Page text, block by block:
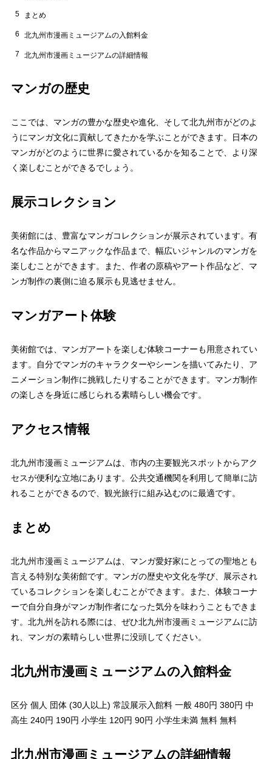
5 まとめ
6 北九州市漫画ミュージアムの入館料金
7 北九州市漫画ミュージアムの詳細情報
マンガの歴史
ここでは、マンガの豊かな歴史や進化、そして北九州市がどのよ
うにマンガ文化に貢献してきたかを学ぶことができます。日本の
マンガがどのように世界に愛されているかを知ることで、より深
く楽しむことができるでしょう。
展示コレクション
美術館には、豊富なマンガコレクションが展示されています。有
名な作品からマニアックな作品まで、幅広いジャンルのマンガを
楽しむことができます。また、作者の原稿やアート作品など、マ
ンガ制作の裏側に迫る展示も見逃せません。
マンガアート体験
美術館では、マンガアートを楽しむ体験コーナーも用意されてい
ます。自分でマンガのキャラクターやシーンを描いてみたり、ア
ニメーション制作に挑戦したりすることができます。マンガ制作
の楽しさを身近に感じられる素晴らしい機会です。
アクセス情報
北九州市漫画ミュージアムは、市内の主要観光スポットからアク
セスが便利な立地にあります。公共交通機関を利用して簡単に訪
れることができるので、観光旅行に組み込むのに最適です。
まとめ
北九州市漫画ミュージアムは、マンガ愛好家にとっての聖地とも
言える特別な美術館です。マンガの歴史や文化を学び、展示され
ているコレクションを楽しむことができます。また、体験コーナ
ーで自分自身がマンガ制作者になった気分を味わうこともできま
す。北九州を訪れる際には、ぜひ北九州市漫画ミュージアムに訪
れ、マンガの素晴らしい世界に没頭してください。
北九州市漫画ミュージアムの入館料金
区分 個人 団体 (30人以上) 常設展示入館料 一般 480円 380円 中
高生 240円 190円 小学生 120円 90円 小学生未満 無料 無料
北九州市漫画ミュージアムの詳細情報